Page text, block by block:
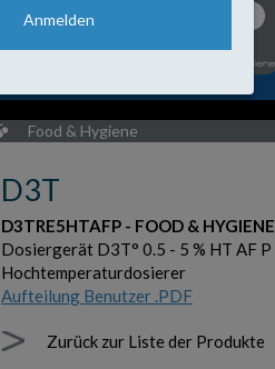
Food & Hygiene
D3T
D3TRE5HTAFP - FOOD & HYGIENE
Dosiergerät D3T° 0.5 - 5 % HT AF P
Hochtemperaturdosierer
Aufteilung Benutzer .PDF
Zurück zur Liste der Produkte